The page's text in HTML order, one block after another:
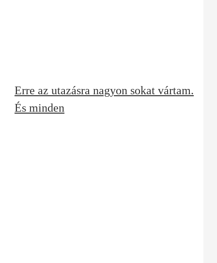
Erre az utazásra nagyon sokat vártam.
És minden